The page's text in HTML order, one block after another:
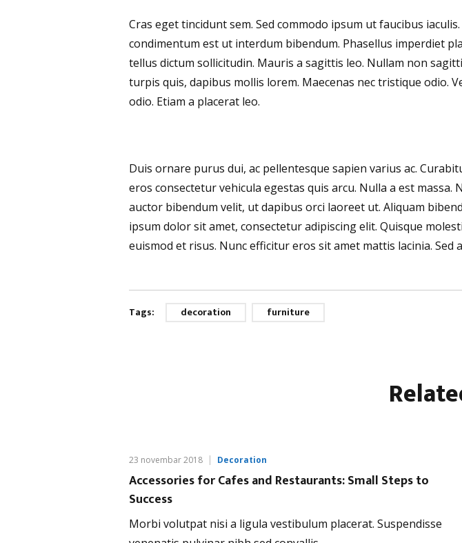
Cras eget tincidunt sem. Sed commodo ipsum ut faucibus
condimentum est ut interdum bibendum. Phasellus imperdiet
tellus dictum sollicitudin. Mauris a sagittis leo. Nullam non
turpis quis, dapibus mollis lorem. Maecenas nec tristique
odio. Etiam a placerat leo.
Duis ornare purus dui, ac pellentesque sapien varius ac.
eros consectetur vehicula egestas quis arcu. Nulla a est
auctor bibendum velit, ut dapibus orci laoreet ut. Aliquam
ipsum dolor sit amet, consectetur adipiscing elit. Quisque
euismod et risus. Nunc efficitur eros sit amet mattis lacinia. Sed
Tags: decoration furniture
23 novembar 2018 Decoration
Accessories for Cafes and Restaurants: Small Steps to
Success
Morbi volutpat nisi a ligula vestibulum placerat. Suspendisse